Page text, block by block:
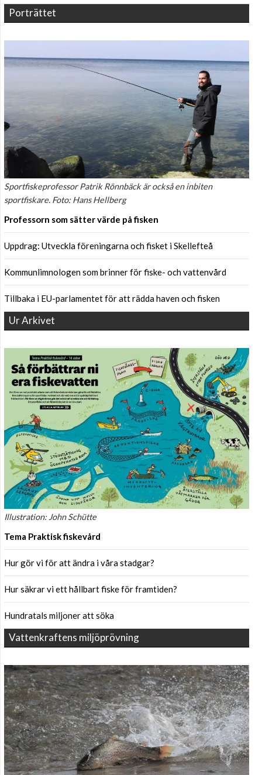
Porträttet
Sportfiskeprofessor Patrik Rönnbäck är också en inbiten
sportfiskare. Foto: Hans Hellberg
Professorn som sätter värde på fisken
Uppdrag: Utveckla föreningarna och fisket i Skellefteå
Kommunlimnologen som brinner för fiske- och vattenvård
Tillbaka i EU-parlamentet för att rädda haven och fisken
Ur Arkivet
Illustration: John Schütte
Tema Praktisk fiskevård
Hur gör vi för att ändra i våra stadgar?
Hur säkrar vi ett hållbart fiske för framtiden?
Hundratals miljoner att söka
Vattenkraftens miljöprövning